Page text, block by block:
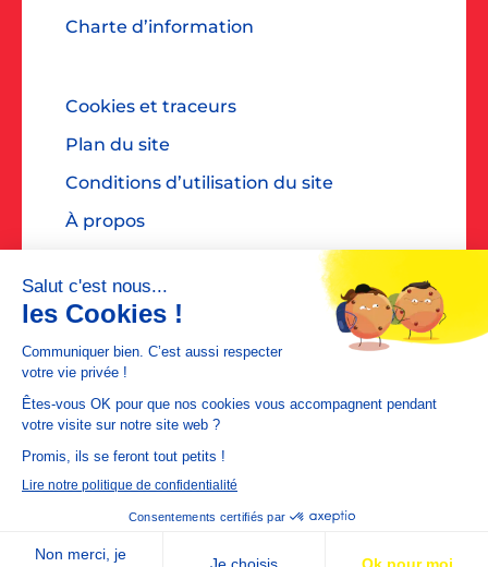
Charte d’information
Cookies et traceurs
Plan du site
Conditions d’utilisation du site
À propos
Accessibilité : non conforme
Contact presse : diane@dialoguespr.fr
MEDIAPOSTE est une filiale de
©2026 MEDIAPOSTE